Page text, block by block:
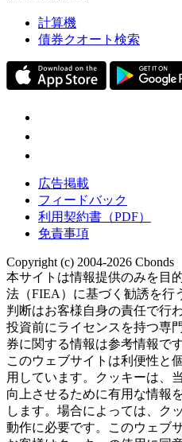
計算機
債券クオート検索
広告掲載
フィードバック
利用契約書（PDF）
免責事項
Copyright (c) 2004-2026 Cbonds
本サイトは情報提供のみを目
法（FIEA）に基づく勧誘を行
判断はお客様自身の責任で行
投資前にライセンスを持つ専
券に関する情報は参考情報です
このウェブサイトは利便性と
用しています。クッキーは、
向上させるために有用な情報
します。場合によっては、ク
動作に必要です。このウェブ